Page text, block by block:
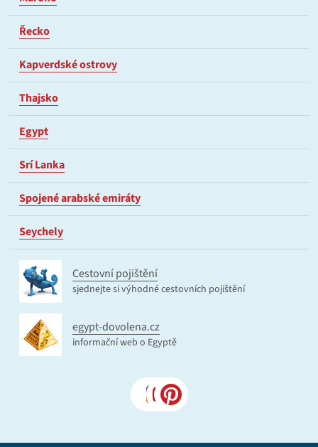
Řecko
Kapverdské ostrovy
Thajsko
Egypt
Srí Lanka
Spojené arabské emiráty
Seychely
Cestovní pojištění
sjednejte si výhodné cestovních pojištění
egypt-dovolena.cz
informační web o Egyptě